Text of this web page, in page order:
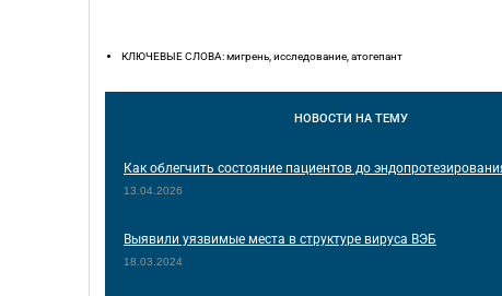
КЛЮЧЕВЫЕ СЛОВА: мигрень, исследование, атогепант
НОВОСТИ НА ТЕМУ
Как облегчить состояние пациентов до
13.04.2026
Выявили уязвимые места в структуре вируса ВЭБ
18.03.2024